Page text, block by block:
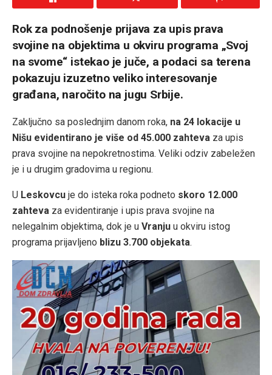
Rok za podnošenje prijava za upis prava
svojine na objektima u okviru programa „Svoj
na svome“ istekao je juče, a podaci sa terena
pokazuju izuzetno veliko interesovanje
građana, naročito na jugu Srbije.
Zaključno sa poslednjim danom roka, na 24 lokacije u
Nišu evidentirano je više od 45.000 zahteva za upis
prava svojine na nepokretnostima. Veliki odziv zabeležen
je i u drugim gradovima u regionu.
U Leskovcu je do isteka roka podneto skoro 12.000
zahteva za evidentiranje i upis prava svojine na
nelegalnim objektima, dok je u Vranju u okviru istog
programa prijavljeno blizu 3.700 objekata.